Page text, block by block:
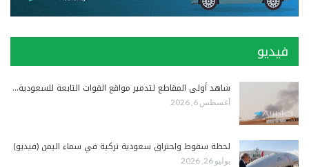
فيديو
شاهد أولى المقاطع لتدمير مواقع القوات التابعة للسعودية…
أغسطس 6, 2026
لحظة سقوط واحتراق سعودية تركية في سماء اليمن (فيديو)
يوليو 26, 2026